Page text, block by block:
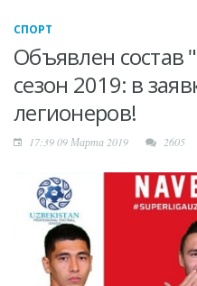
СПОРТ
Объявлен состав
сезон 2019: в
легионеров!
17:39 09 Марта 2019 2605